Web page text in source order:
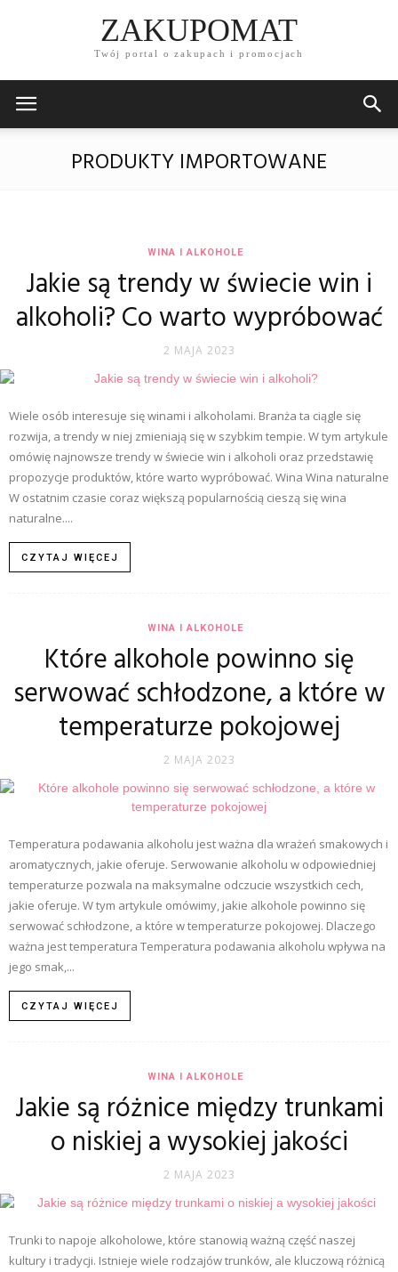
ZAKUPOMAT
Twój portal o zakupach i promocjach
PRODUKTY IMPORTOWANE
WINA I ALKOHOLE
Jakie są trendy w świecie win i
alkoholi? Co warto wypróbować
2 MAJA 2023
Wiele osób interesuje się winami i alkoholami. Branża ta ciągle się
rozwija, a trendy w niej zmieniają się w szybkim tempie. W tym artykule
omówię najnowsze trendy w świecie win i alkoholi oraz przedstawię
propozycje produktów, które warto wypróbować. Wina Wina naturalne
W ostatnim czasie coraz większą popularnością cieszą się wina
naturalne....
CZYTAJ WIĘCEJ
WINA I ALKOHOLE
Które alkohole powinno się
serwować schłodzone, a które w
temperaturze pokojowej
2 MAJA 2023
Temperatura podawania alkoholu jest ważna dla wrażeń smakowych i
aromatycznych, jakie oferuje. Serwowanie alkoholu w odpowiedniej
temperaturze pozwala na maksymalne odczucie wszystkich cech,
jakie oferuje. W tym artykule omówimy, jakie alkohole powinno się
serwować schłodzone, a które w temperaturze pokojowej. Dlaczego
ważna jest temperatura Temperatura podawania alkoholu wpływa na
jego smak,...
CZYTAJ WIĘCEJ
WINA I ALKOHOLE
Jakie są różnice między trunkami
o niskiej a wysokiej jakości
2 MAJA 2023
Trunki to napoje alkoholowe, które stanowią ważną część naszej
kultury i tradycji. Istnieje wiele rodzajów trunków, ale kluczową różnicą